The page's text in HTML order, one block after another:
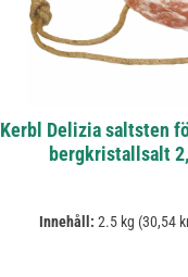
Kerbl Delizia saltsten
bergkristallsalt
Innehåll: 2.5 kg (30,54